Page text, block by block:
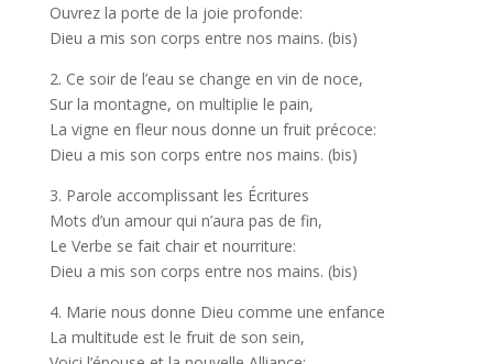
Ouvrez la porte de la joie profonde:
Dieu a mis son corps entre nos mains. (bis)
2. Ce soir de l’eau se change en vin de noce,
Sur la montagne, on multiplie le pain,
La vigne en fleur nous donne un fruit précoce:
Dieu a mis son corps entre nos mains. (bis)
3. Parole accomplissant les Écritures
Mots d’un amour qui n’aura pas de fin,
Le Verbe se fait chair et nourriture:
Dieu a mis son corps entre nos mains. (bis)
4. Marie nous donne Dieu comme une enfance
La multitude est le fruit de son sein,